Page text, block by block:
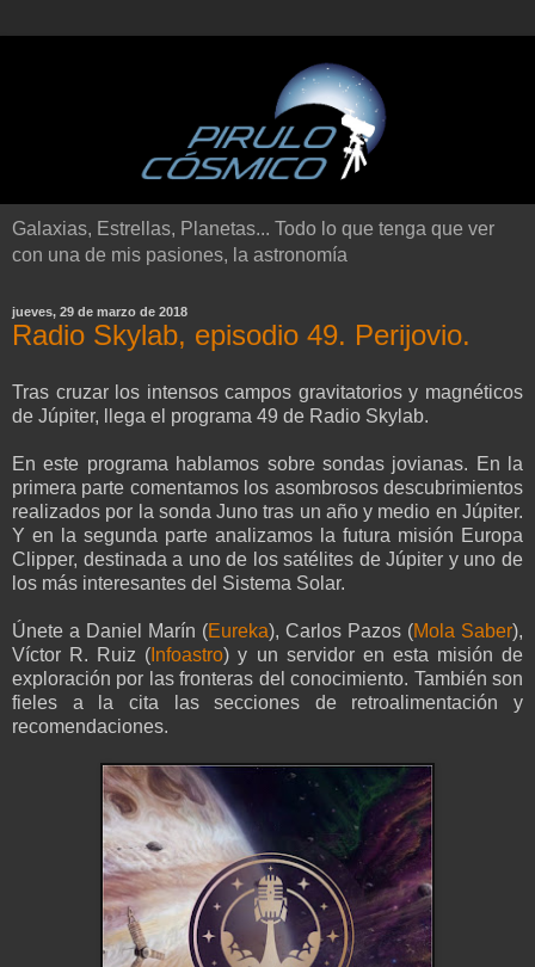
Galaxias, Estrellas, Planetas... Todo lo que tenga que ver
con una de mis pasiones, la astronomía
jueves, 29 de marzo de 2018
Radio Skylab, episodio 49. Perijovio.
Tras cruzar los intensos campos gravitatorios y magnéticos
de Júpiter, llega el programa 49 de Radio Skylab.
En este programa hablamos sobre sondas jovianas. En la
primera parte comentamos los asombrosos descubrimientos
realizados por la sonda Juno tras un año y medio en Júpiter.
Y en la segunda parte analizamos la futura misión Europa
Clipper, destinada a uno de los satélites de Júpiter y uno de
los más interesantes del Sistema Solar.
Únete a Daniel Marín (Eureka), Carlos Pazos (Mola Saber),
Víctor R. Ruiz ( Infoastro) y un servidor en esta misión de
exploración por las fronteras del conocimiento. También son
fieles a la cita las secciones de retroalimentación y
recomendaciones.